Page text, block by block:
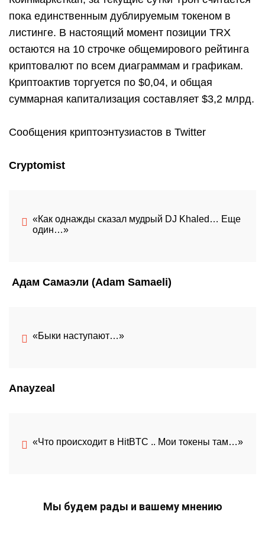
пока единственным дублируемым токеном в
листинге. В настоящий момент позиции TRX
остаются на 10 строчке общемирового рейтинга
криптовалют по всем диаграммам и графикам.
Криптоактив торгуется по $0,04, и общая
суммарная капитализация составляет $3,2 млрд.
Сообщения криптоэнтузиастов в Twitter
Cryptomist
«Как однажды сказал мудрый DJ Khaled… Еще
один…»
Адам Самаэли (Adam Samaeli)
«Быки наступают…»
Anayzeal
«Что происходит в HitBTC .. Мои токены там…»
Мы будем рады и вашему мнению